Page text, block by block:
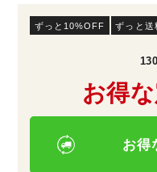
ずっと10%OFF ずっと送
お得
お得